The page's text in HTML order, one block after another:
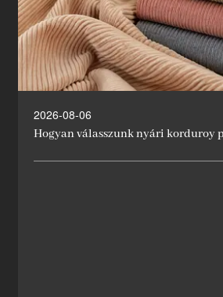
2026-08-06
Hogyan válasszunk nyári korduroy